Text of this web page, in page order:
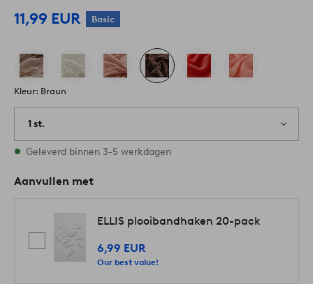
11,99 EUR Basic
Kleur: Braun
1 st.
Op voorraad
Geleverd binnen 3-5 werkdagen
Aanvullen met
ELLIS plooibandhaken 20-pack
6,99 EUR
Our best value!